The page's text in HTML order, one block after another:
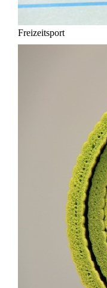
Freizeitsport